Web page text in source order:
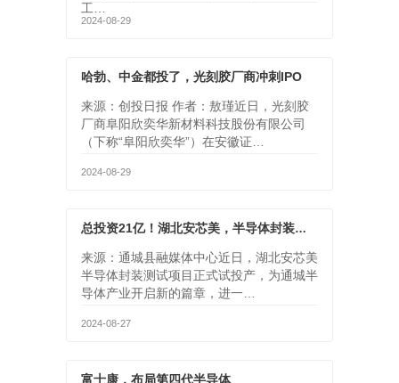
工…
2024-08-29
哈勃、中金都投了，光刻胶厂商冲刺IPO
来源：创投日报 作者：敖瑾近日，光刻胶
厂商阜阳欣奕华新材料科技股份有限公司
（下称“阜阳欣奕华”）在安徽证…
2024-08-29
总投资21亿！湖北安芯美，半导体封装测试项目正式投产
来源：通城县融媒体中心近日，湖北安芯美
半导体封装测试项目正式试投产，为通城半
导体产业开启新的篇章，进一…
2024-08-27
富士康，布局第四代半导体